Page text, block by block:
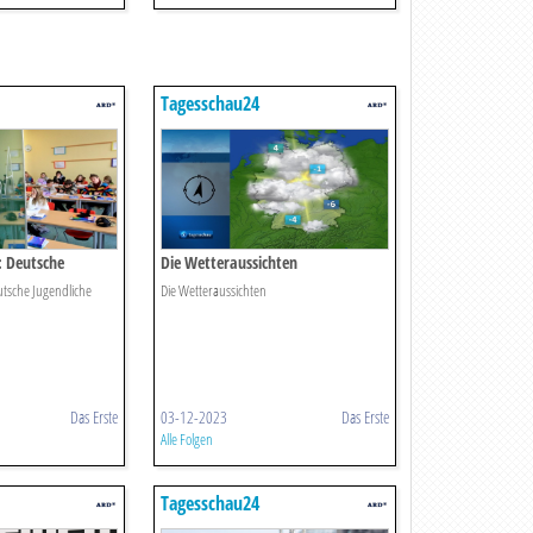
Deutsche
Wie Nie
Jugendliche
Das Erste
Tagesschau24
Die Wetteraussichten
Die Wetteraussichten
03-12-2023 Das Erste
Alle Folgen
Tagesschau24